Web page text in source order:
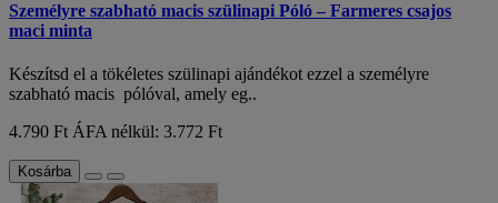
Személyre szabható macis szülinapi Póló – Farmeres csajos
maci minta
Készítsd el a tökéletes szülinapi ajándékot ezzel a személyre
szabható macis pólóval, amely eg..
4.790 FtÁFA nélkül: 3.772 Ft
Kosárba